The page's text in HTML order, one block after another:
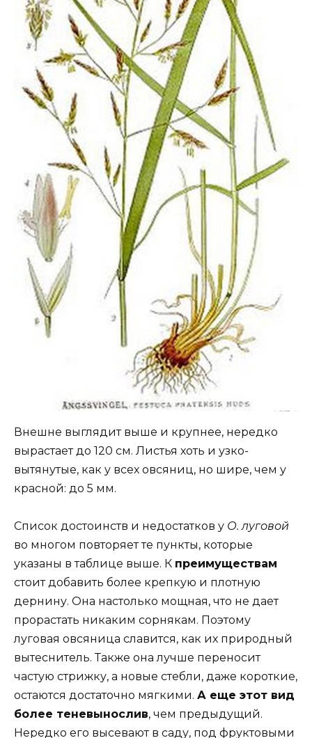
Внешне выглядит выше и крупнее, нередко
вырастает до 120 см. Листья хоть и узко-
вытянутые, как у всех овсяниц, но шире, чем у
красной: до 5 мм.
Список достоинств и недостатков у О. луговой
во многом повторяет те пункты, которые
указаны в таблице выше. К преимуществам
стоит добавить более крепкую и плотную
дернину. Она настолько мощная, что не дает
прорастать никаким сорнякам. Поэтому
луговая овсяница славится, как их природный
вытеснитель. Также она лучше переносит
частую стрижку, а новые стебли, даже короткие,
остаются достаточно мягкими. А еще этот вид
более теневынослив, чем предыдущий.
Нередко его высевают в саду, под фруктовыми